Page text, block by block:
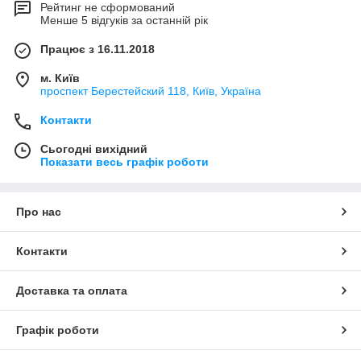
Рейтинг не сформований
Менше 5 відгуків за останній рік
Працює з 16.11.2018
м. Київ
проспект Берестейский 118, Київ, Україна
Контакти
Сьогодні вихідний
Показати весь графік роботи
Про нас
Контакти
Доставка та оплата
Графік роботи